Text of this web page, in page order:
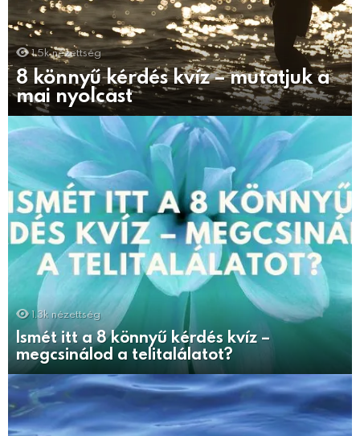
1.5k nézettség
8 könnyű kérdés kvíz – mutatjuk a
mai nyolcast
1.3k nézettség
Ismét itt a 8 könnyű kérdés kvíz –
megcsinálod a telitalálatot?